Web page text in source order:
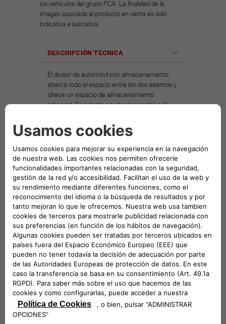
los vehículos del grupo FCA. La finalidad de la
imagen asociada al producto en venta es solo
indicativa e ilustrativa.
DESCRIPCIÓN TÉCNICA
El divisor de automóvil con almacenamiento
abarca todo el espacio entre los dos asientos y
ofrece un espacio de almacenamiento
adicional. Se adapta a todos los modelos de
y tejido Oxford, actúa como barrera para evitar
que la mascota acceda a los asientos
delanteros cuando se instala en el asiento
trasero. Su compartimiento de
almacenamiento permite guardar su bolso y
otras pertenencias personales. El separador es
muy fácil de instalar. El divisor con
almacenamiento abarca todo el espacio entre
los dos asientos y ofrece un espacio de
almacenamiento adicional. Se adapta a todos
los modelos de vehículo. • Organizador y
divisor de asientos delanteros/traseros
ajustable • Medidas: (Long. x An. x Al.): 35 x 30
x 10 cm • Peso: 0,35 kg • Color: negro •
Material: poliéster+ Oxford • Material:
polipropileno
VEHÍCULOS COMPATIBLES